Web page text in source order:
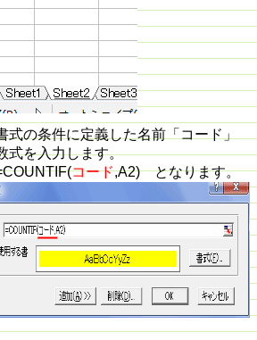
式の条件に定義した名前「コード」
式を入力します。
コード,A2) となります。